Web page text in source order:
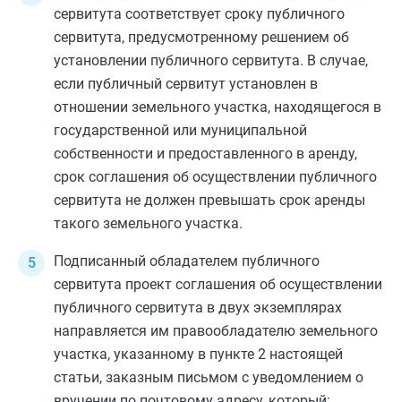
сервитута соответствует сроку публичного
сервитута, предусмотренному решением об
установлении публичного сервитута. В случае,
если публичный сервитут установлен в
отношении земельного участка, находящегося в
государственной или муниципальной
собственности и предоставленного в аренду,
срок соглашения об осуществлении публичного
сервитута не должен превышать срок аренды
такого земельного участка.
Подписанный обладателем публичного
сервитута проект соглашения об осуществлении
публичного сервитута в двух экземплярах
направляется им правообладателю земельного
участка, указанному в пункте 2 настоящей
статьи, заказным письмом с уведомлением о